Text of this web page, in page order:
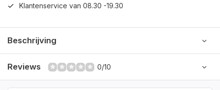
Klantenservice van 08.30 -19.30
Beschrijving
Reviews 0/10